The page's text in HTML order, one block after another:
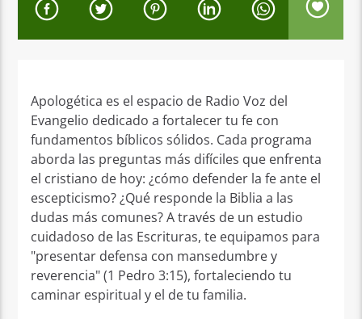
Apologética es el espacio de Radio Voz del
Evangelio dedicado a fortalecer tu fe con
fundamentos bíblicos sólidos. Cada programa
aborda las preguntas más difíciles que enfrenta
el cristiano de hoy: ¿cómo defender la fe ante el
escepticismo? ¿Qué responde la Biblia a las
dudas más comunes? A través de un estudio
cuidadoso de las Escrituras, te equipamos para
"presentar defensa con mansedumbre y
reverencia" (1 Pedro 3:15), fortaleciendo tu
caminar espiritual y el de tu familia.